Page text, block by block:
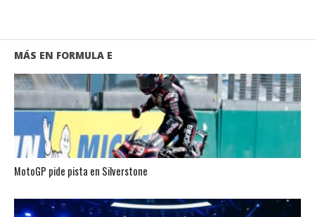
MÁS EN FORMULA E
MotoGP pide pista en Silverstone